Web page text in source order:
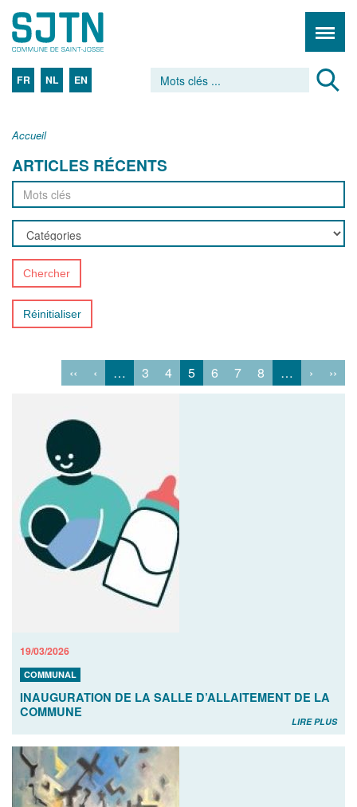
FR NL EN
Accueil
ARTICLES RÉCENTS
Chercher
Réinitialiser
‹‹ ‹ … 3 4 5 6 7 8 … › ››
19/03/2026
COMMUNAL
INAUGURATION DE LA SALLE D’ALLAITEMENT DE LA
COMMUNE
LIRE PLUS